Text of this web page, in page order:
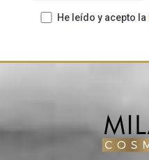
He leído y acepto la